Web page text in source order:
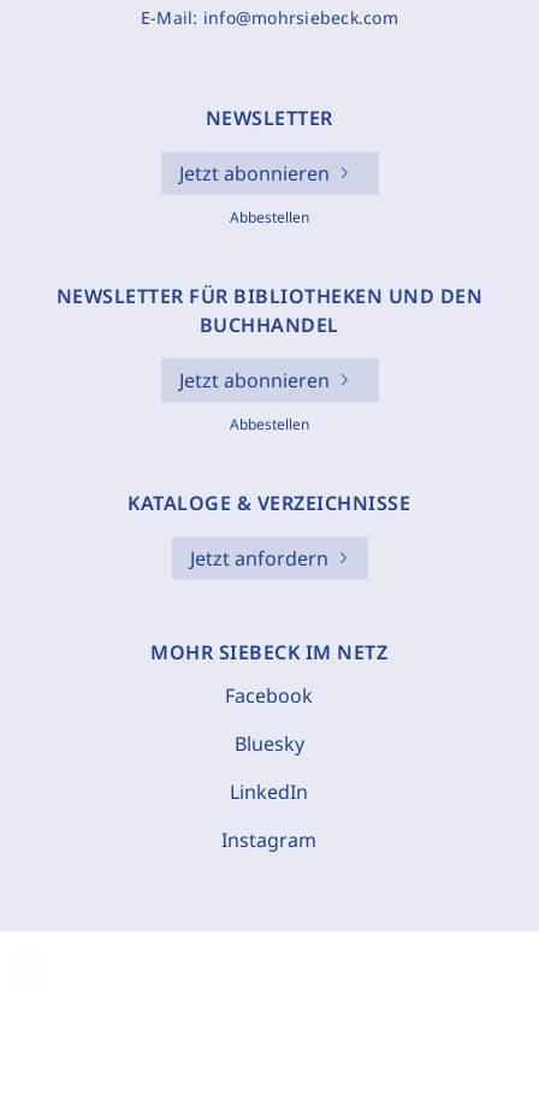
E-Mail: info@mohrsiebeck.com
NEWSLETTER
Jetzt abonnieren
Abbestellen
NEWSLETTER FÜR BIBLIOTHEKEN UND DEN
BUCHHANDEL
Jetzt abonnieren
Abbestellen
KATALOGE & VERZEICHNISSE
Jetzt anfordern
MOHR SIEBECK IM NETZ
Facebook
Bluesky
LinkedIn
Instagram